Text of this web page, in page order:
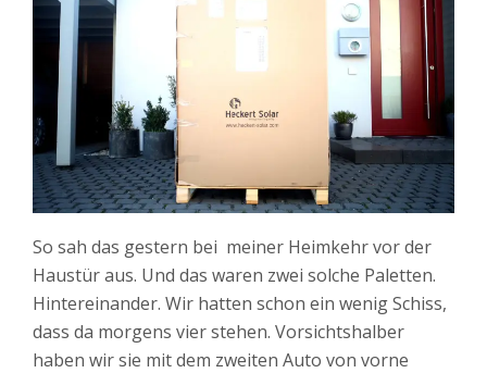
So sah das gestern bei meiner Heimkehr vor der
Haustür aus. Und das waren zwei solche Paletten.
Hintereinander. Wir hatten schon ein wenig Schiss,
dass da morgens vier stehen. Vorsichtshalber
haben wir sie mit dem zweiten Auto von vorne